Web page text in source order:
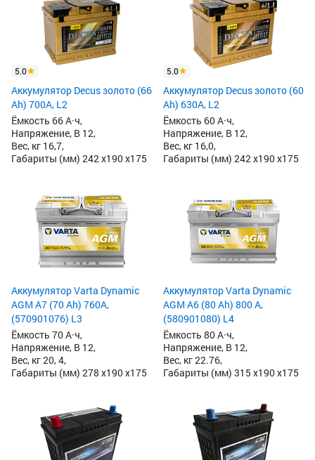
5.0
Аккумулятор Decus золото (66
Ah) 700A, L2
Ёмкость 66 А·ч,
Напряжение, В 12,
Вес, кг 16,7,
Габариты (мм) 242 x190 x175
5.0
Аккумулятор Decus золото (60
Ah) 630A, L2
Ёмкость 60 А·ч,
Напряжение, В 12,
Вес, кг 16,0,
Габариты (мм) 242 x190 x175
Аккумулятор Varta Dynamic
AGM A7 (70 Ah) 760A,
(570901076) L3
Ёмкость 70 А·ч,
Напряжение, В 12,
Вес, кг 20, 4,
Габариты (мм) 278 x190 x175
Аккумулятор Varta Dynamic
AGM A6 (80 Ah) 800 А,
(580901080) L4
Ёмкость 80 А·ч,
Напряжение, В 12,
Вес, кг 22.76,
Габариты (мм) 315 x190 x175